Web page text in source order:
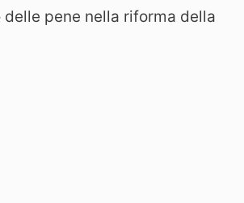
delle pene nella riforma della